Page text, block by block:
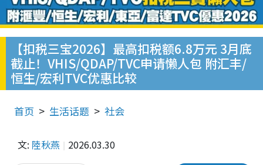
【扣税三宝2026】最高扣税额6.8万元 3月底
截止！VHIS/QDAP/TVC申请懒人包 附汇丰/
恒生/宏利TVC优惠比较
首页 生活话题 社会
文: 陸秋燕 2026.03.30